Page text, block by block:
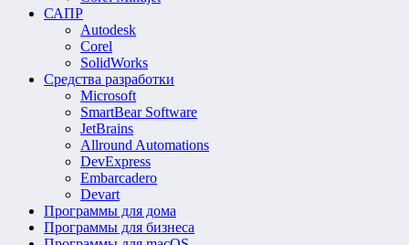
САПР
Autodesk
Corel
SolidWorks
Средства разработки
Microsoft
SmartBear Software
JetBrains
Allround Automations
DevExpress
Embarcadero
Devart
Программы для дома
Программы для бизнеса